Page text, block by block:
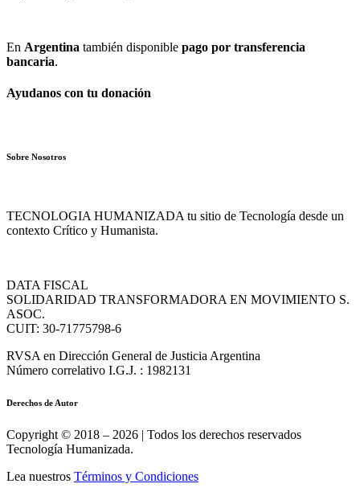
En Argentina también disponible pago por transferencia
bancaria.
Ayudanos con tu donación
Sobre Nosotros
TECNOLOGIA HUMANIZADA tu sitio de Tecnología desde un
contexto Crítico y Humanista.
DATA FISCAL
SOLIDARIDAD TRANSFORMADORA EN MOVIMIENTO S.
ASOC.
CUIT: 30-71775798-6
RVSA en Dirección General de Justicia Argentina
Número correlativo I.G.J. : 1982131
Derechos de Autor
Copyright © 2018 – 2026 | Todos los derechos reservados
Tecnología Humanizada.
Lea nuestros Términos y Condiciones